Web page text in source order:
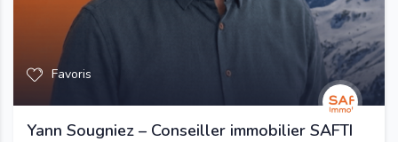
Favoris
Yann Sougniez – Conseiller immobilier SAFTI